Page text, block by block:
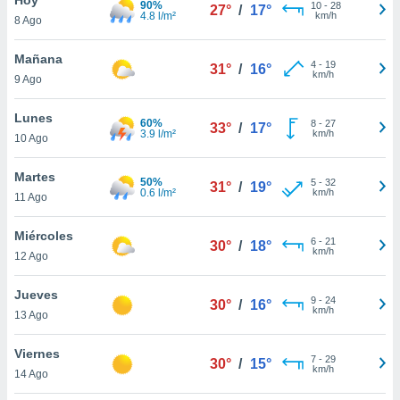
en
más
nuestra
de
cookies
aceptar
8 Ago
90%
4.8 l/m²
27° / 17° 10- 28
km/h
Mañana
9 Ago
31° / 16° 4- 19
km/h
Lunes
10 Ago
60%
3.9 l/m²
33° / 17° 8- 27
km/h
Martes
11 Ago
50%
0.6 l/m²
31° / 19° 5- 32
km/h
Miércoles
12 Ago
30° / 18° 6- 21
km/h
Jueves
13 Ago
30° / 16° 9- 24
km/h
Viernes
14 Ago
30° / 15° 7- 29
km/h